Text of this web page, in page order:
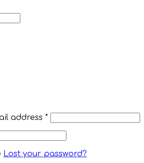
address *
Lost your password?